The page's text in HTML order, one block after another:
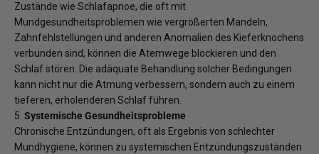
Zustände wie Schlafapnoe, die oft mit
Mundgesundheitsproblemen wie vergrößerten Mandeln,
Zahnfehlstellungen und anderen Anomalien des Kieferknochens
verbunden sind, können die Atemwege blockieren und den
Schlaf stören. Die adäquate Behandlung solcher Bedingungen
kann nicht nur die Atmung verbessern, sondern auch zu einem
tieferen, erholenderen Schlaf führen.
5. Systemische Gesundheitsprobleme
Chronische Entzündungen, oft als Ergebnis von schlechter
Mundhygiene, können zu systemischen Entzündungszuständen